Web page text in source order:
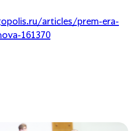
articles/prem-era-
161370